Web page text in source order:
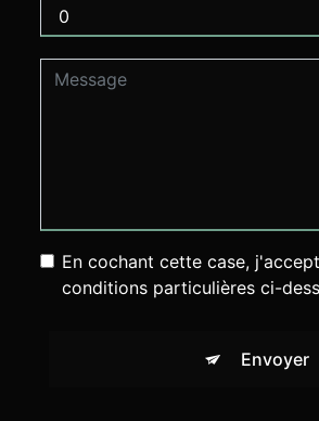
En cochant cette case,
conditions particulières ci-
Envoyer